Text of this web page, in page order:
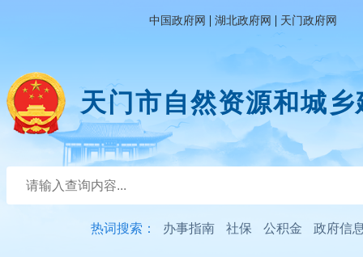
中国政府网 | 湖北政府网 | 天门政府网
天门市自然资源和城
热词搜索： 办事指南 社保 公积金 政府信